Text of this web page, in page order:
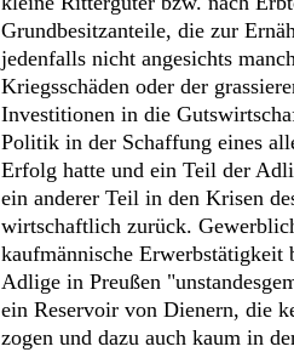
Grundbesitzanteile, die zur
jedenfalls nicht angesichts
Kriegsschäden oder der
Investitionen in die
Politik in der Schaffung eines
Erfolg hatte und ein Teil der
ein anderer Teil in den Krisen
wirtschaftlich zurück.
kaufmännische
Adlige in Preußen
ein Reservoir von Dienern, die
zogen und dazu auch kaum in